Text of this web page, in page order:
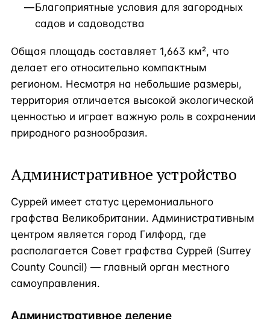
Благоприятные условия для загородных
садов и садоводства
Общая площадь составляет 1,663 км², что
делает его относительно компактным
регионом. Несмотря на небольшие размеры,
территория отличается высокой экологической
ценностью и играет важную роль в сохранении
природного разнообразия.
Административное устройство
Суррей имеет статус церемониального
графства Великобритании. Административным
центром является город Гилфорд, где
располагается Совет графства Суррей (Surrey
County Council) — главный орган местного
самоуправления.
Административное деление